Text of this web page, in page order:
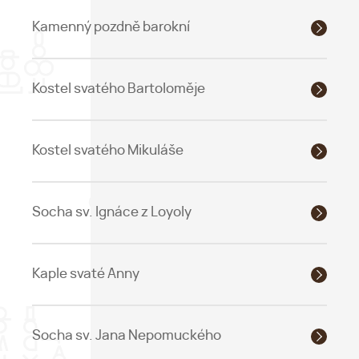
Kamenný pozdně barokní
Kostel svatého Bartoloměje
Kostel svatého Mikuláše
Socha sv. Ignáce z Loyoly
Kaple svaté Anny
Socha sv. Jana Nepomuckého